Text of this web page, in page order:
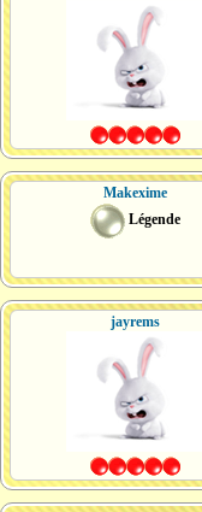
Makexime
Légende
jayrems